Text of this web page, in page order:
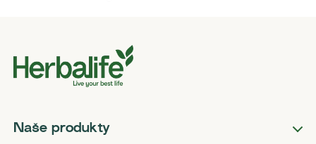
Naše produkty